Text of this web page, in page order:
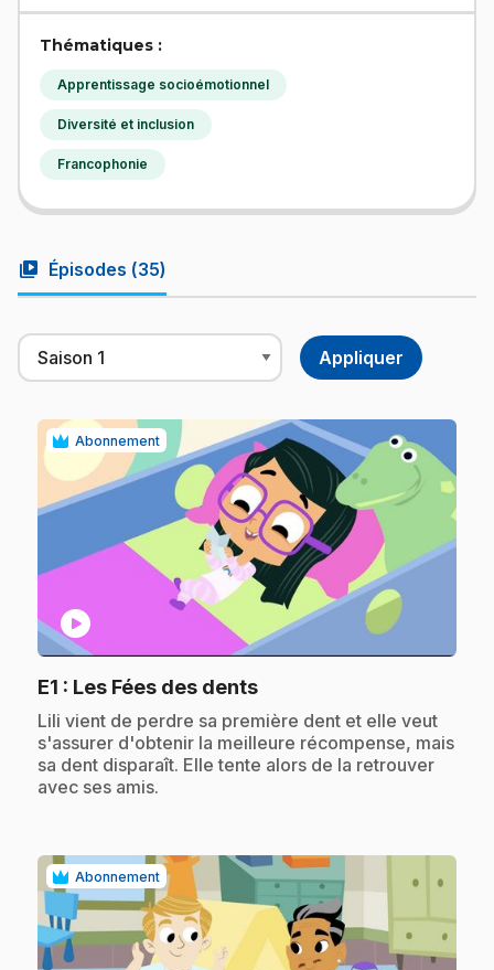
Thématiques :
Apprentissage socioémotionnel
Diversité et inclusion
Francophonie
video_library Épisodes (35)
Abonnement
play_circle
E1 : Les Fées des dents.
.Lili vient de perdre sa première dent et elle veut
s'assurer d'obtenir la meilleure récompense, mais
sa dent disparaît. Elle tente alors de la retrouver
avec ses amis.
Abonnement